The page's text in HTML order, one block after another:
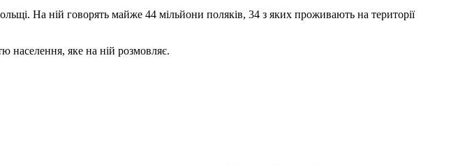
На ній говорять майже 44 мільйони поляків, 34 з яких проживають на території
населення, яке на ній розмовляє.